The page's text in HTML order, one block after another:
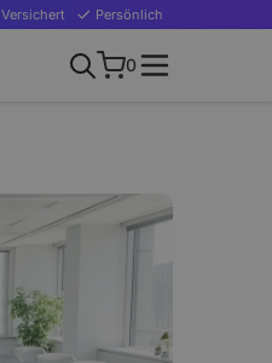
Versichert Persönlich
0